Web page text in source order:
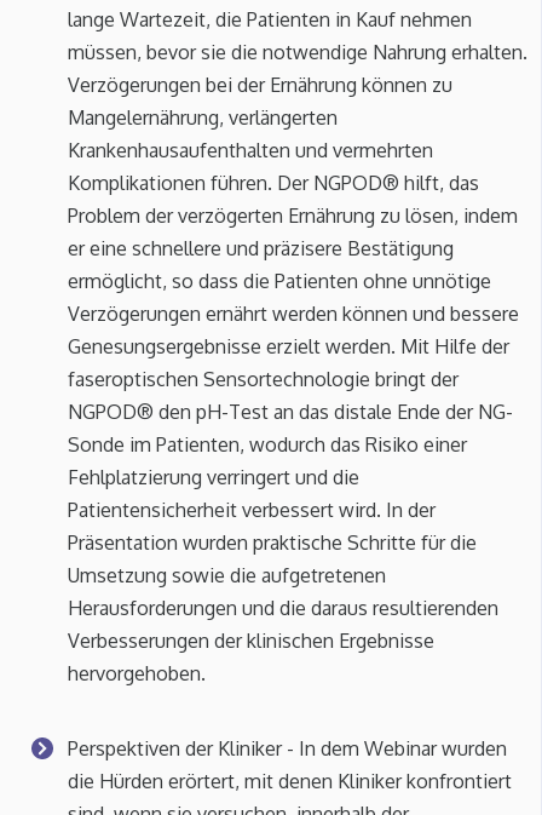
lange Wartezeit, die Patienten in Kauf nehmen
müssen, bevor sie die notwendige Nahrung erhalten.
Verzögerungen bei der Ernährung können zu
Mangelernährung, verlängerten
Krankenhausaufenthalten und vermehrten
Komplikationen führen. Der NGPOD® hilft, das
Problem der verzögerten Ernährung zu lösen, indem
er eine schnellere und präzisere Bestätigung
ermöglicht, so dass die Patienten ohne unnötige
Verzögerungen ernährt werden können und bessere
Genesungsergebnisse erzielt werden. Mit Hilfe der
faseroptischen Sensortechnologie bringt der
NGPOD® den pH-Test an das distale Ende der NG-
Sonde im Patienten, wodurch das Risiko einer
Fehlplatzierung verringert und die
Patientensicherheit verbessert wird. In der
Präsentation wurden praktische Schritte für die
Umsetzung sowie die aufgetretenen
Herausforderungen und die daraus resultierenden
Verbesserungen der klinischen Ergebnisse
hervorgehoben.
Perspektiven der Kliniker - In dem Webinar wurden
die Hürden erörtert, mit denen Kliniker konfrontiert